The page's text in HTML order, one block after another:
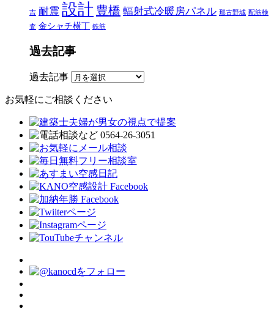
吉 耐震 設計 豊橋 輻射式冷暖房パネル 那古野城 配筋検
査 金シャチ横丁 鉄筋
過去記事
過去記事
お気軽にご相談ください